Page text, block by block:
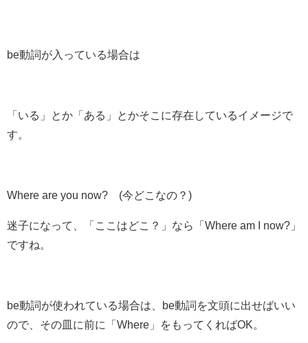
be動詞が入っている場合は
「いる」とか「ある」とかそこに存在しているイメージで
す。
Where are you now? (今どこなの？)
迷子になって、「ここはどこ？」なら「Where am I now?」
ですね。
be動詞が使われている場合は、 be動詞を文頭に出せばいい
ので、その皿に前に
「Where」 をもってくればOK。